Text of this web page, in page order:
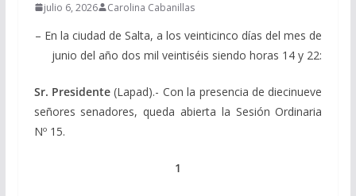
julio 6, 2026 Carolina Cabanillas
– En la ciudad de Salta, a los veinticinco días del mes de
junio del año dos mil veintiséis siendo horas 14 y 22:
Sr. Presidente (Lapad).- Con la presencia de diecinueve
señores senadores, queda abierta la Sesión Ordinaria
Nº 15.
1